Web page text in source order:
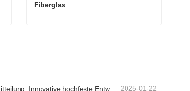
Fiberglas
Pressemitteilung: Innovative hochfeste Entwässerungsroste – Erhöhung der Sicherheit und Effizienz der städtischen Infrastruktur 2025-01-22